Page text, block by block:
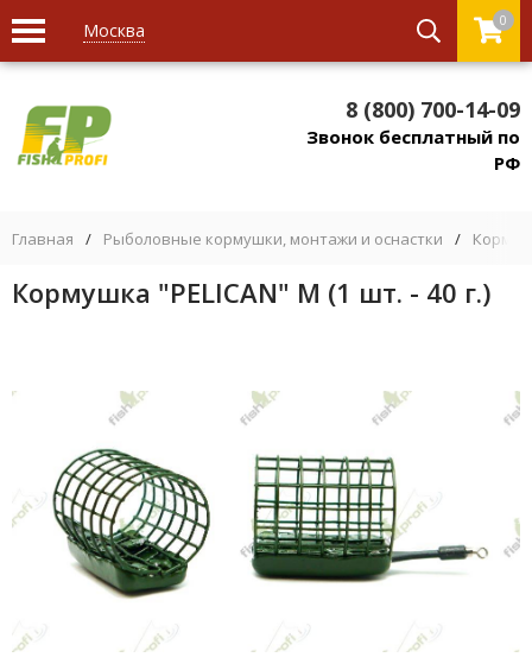
Москва 0
8 (800) 700-14-09
Звонок бесплатный по
РФ
Главная / Рыболовные кормушки, монтажи и оснастки /
Кормушка "PELICAN" M (1 шт. - 40 г.)